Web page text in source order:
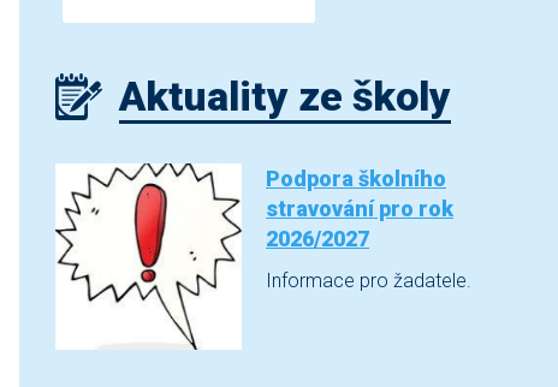
Aktuality ze školy
Podpora školního
stravování pro rok
2026/2027
Informace pro žadatele.